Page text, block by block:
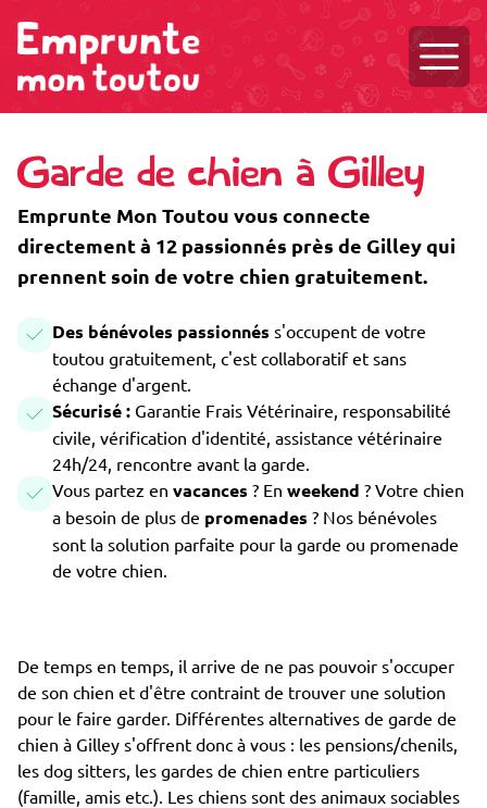
Garde de chien à Gilley
Emprunte Mon Toutou vous connecte
directement à 12 passionnés près de Gilley qui
prennent soin de votre chien gratuitement.
Des bénévoles passionnés s'occupent de votre
toutou gratuitement, c'est collaboratif et sans
échange d'argent.
Sécurisé : Garantie Frais Vétérinaire, responsabilité
civile, vérification d'identité, assistance vétérinaire
24h/24, rencontre avant la garde.
Vous partez en vacances ? En weekend ? Votre chien
a besoin de plus de promenades ? Nos bénévoles
sont la solution parfaite pour la garde ou promenade
de votre chien.
De temps en temps, il arrive de ne pas pouvoir s'occuper
de son chien et d'être contraint de trouver une solution
pour le faire garder. Différentes alternatives de garde de
chien à Gilley s'offrent donc à vous : les pensions/chenils,
les dog sitters, les gardes de chien entre particuliers
(famille, amis etc.). Les chiens sont des animaux sociables